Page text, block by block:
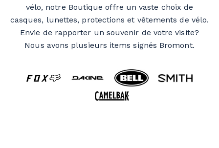
vélo, notre Boutique offre un vaste choix de
casques, lunettes, protections et vêtements de vélo.
Envie de rapporter un souvenir de votre visite?
Nous avons plusieurs items signés Bromont.